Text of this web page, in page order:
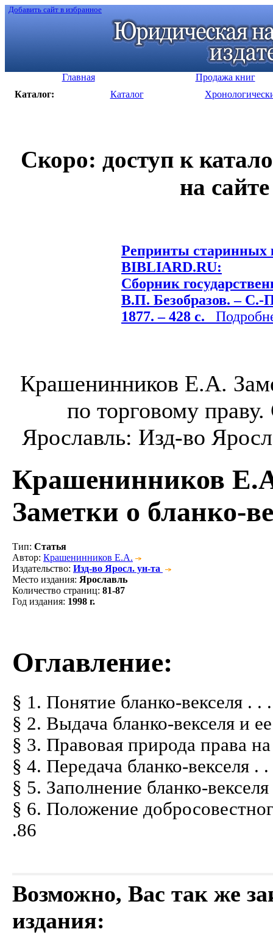
Добавить сайт в избранное
Главная
Продажа книг
Каталог:
Каталог
Скоро: доступ к
на
Репринты старинных
BIBLIARD.RU:
Сборник
В.П. Безобразов. –
1877. – 428 с.
Крашенинников Е.А.
по торговому
Ярославль: Изд-во
Крашенинников
Заметки о бланко-
Тип: Статья
Автор: Крашенинников Е.А.
Издательство: Изд-во Яросл. ун-та
Место издания: Ярославль
Количество страниц: 81-87
Год издания: 1998 г.
Оглавление:
§ 1. Понятие бланко-векселя .
§ 2. Выдача бланко-векселя и
§ 3. Правовая природа права
§ 4. Передача бланко-векселя
§ 5. Заполнение бланко-
§ 6. Положение
.86
Возможно, Вас так же
издания: